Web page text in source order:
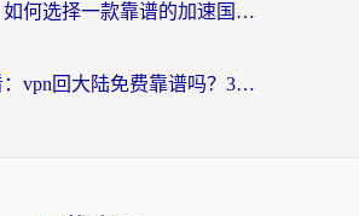
身在海外，如何选择一款靠谱的加速国内网络的加速器？
海外党必看：vpn回大陆免费靠谱吗？3步选对加速器实现无缝刷国内资源